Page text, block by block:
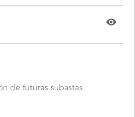
de futuras subastas